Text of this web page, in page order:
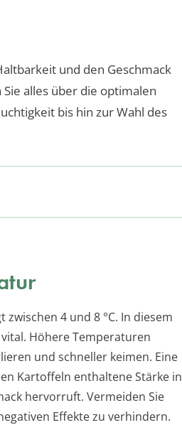
und den Geschmack
alles über die optimalen
bis hin zur Wahl des
4 und 8 °C. In diesem
Höhere Temperaturen
und schneller keimen. Eine
Kartoffeln enthaltene Stärke in
hervorruft. Vermeiden Sie
Effekte zu verhindern.